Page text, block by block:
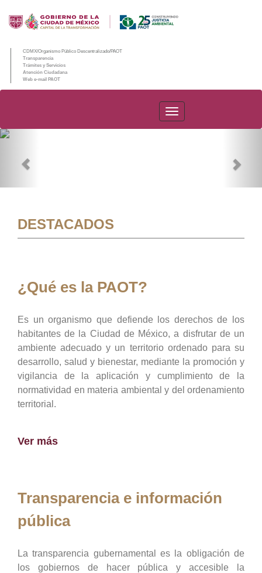
CDMX/Organismo Público Descentralizado/PAOT
Transparencia
Trámites y Servicios
Atención Ciudadana
Web e-mail PAOT
PAOT
DESTACADOS
¿Qué es la PAOT?
Es un organismo que defiende los derechos de los
habitantes de la Ciudad de México, a disfrutar de un
ambiente adecuado y un territorio ordenado para su
desarrollo, salud y bienestar, mediante la promoción y
vigilancia de la aplicación y cumplimiento de la
normatividad en materia ambiental y del ordenamiento
territorial.
Ver más
Transparencia e información
pública
La transparencia gubernamental es la obligación de
los gobiernos de hacer pública y accesible la